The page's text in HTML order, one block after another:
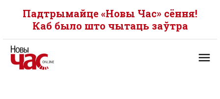
Падтрымайце «Новы Час» сёння!
Каб было што чытаць заўтра